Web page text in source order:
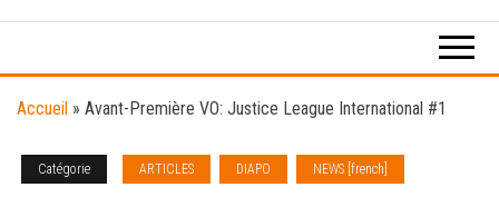
Accueil » Avant-Première VO: Justice League International #1
Catégorie ARTICLES DIAPO NEWS [french]